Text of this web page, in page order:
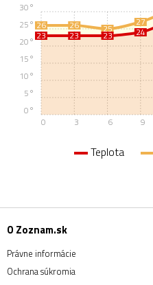
26 26 25
27
23 23 23 24
0 3 6 9
0°
5°
10°
15°
20°
25°
30°
Teplota
O Zoznam.sk
Právne informácie
Ochrana súkromia